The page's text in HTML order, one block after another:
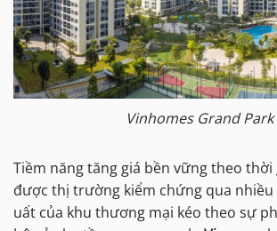
Vinhomes Grand Park
Tiềm năng tăng giá bền vững theo thời
được thị trường kiểm chứng qua nhiều
uất của khu thương mại kéo theo sự